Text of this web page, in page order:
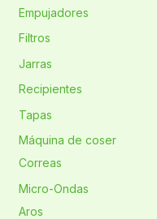
Empujadores
Filtros
Jarras
Recipientes
Tapas
Máquina de coser
Correas
Micro-Ondas
Aros